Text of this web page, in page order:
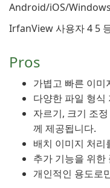
Android/iOS/
IrfanView 사용자 4 5
Pros
가볍고 빠른 이미
다양한 파일 형식
자르기, 크기 조
께 제공됩니다.
배치 이미지 처리
추가 기능을 위한
개인적인 용도로